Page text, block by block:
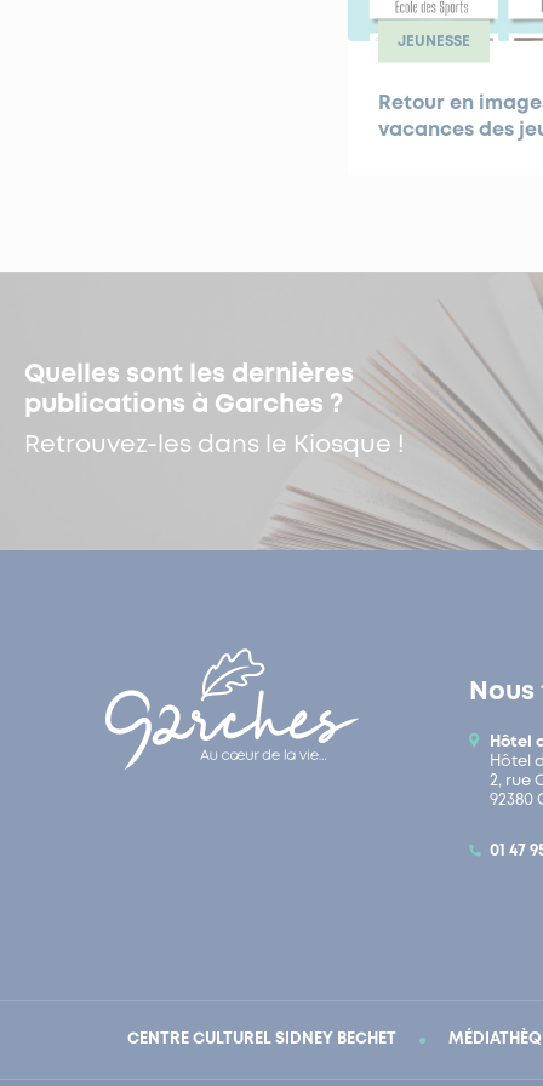
JEUNESSE
Retour en
vacances des
Quelles sont les dernières
publications à Garches ?
Retrouvez-les dans le Kiosque !
Hôtel
Hôtel
2, rue
92380
01 47
CENTRE CULTUREL SIDNEY BECHET